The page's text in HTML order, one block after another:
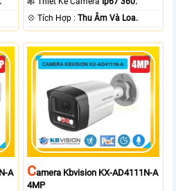
️💠 Tích Hợp :Thu Âm Và Loa.
A CAmera Kbvision KX-AD4111N-A
4MP